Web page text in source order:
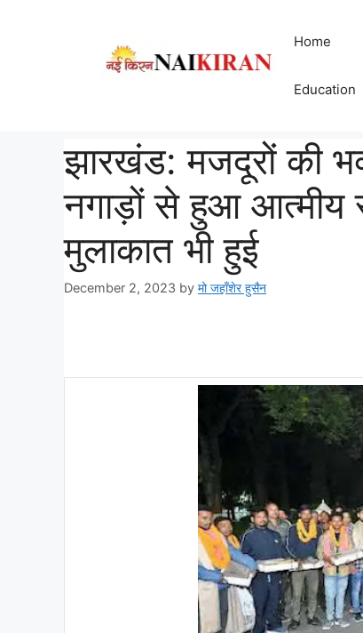
Home
Education
झारखंड: मजदूरों की
नगाड़ों से हुआ आत्मीय
मुलाकात भी हुई
December 2, 2023 by मो जहाँशेर हुसैन